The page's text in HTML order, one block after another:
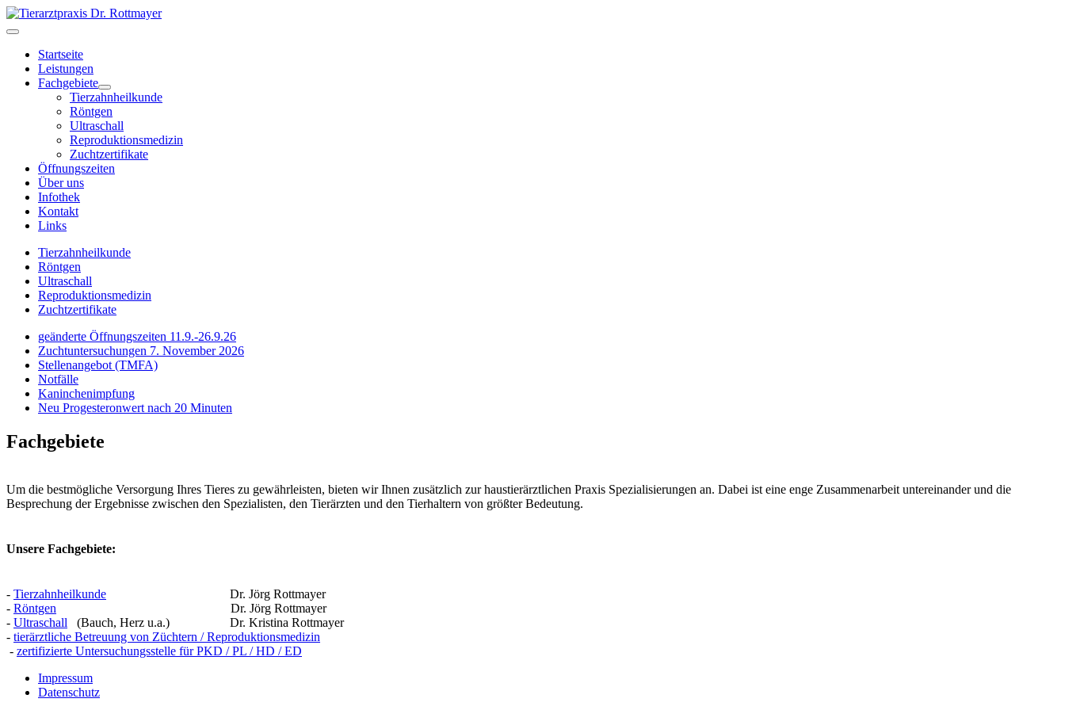
Startseite
Leistungen
Fachgebiete
Tierzahnheilkunde
Röntgen
Ultraschall
Reproduktionsmedizin
Zuchtzertifikate
Öffnungszeiten
Über uns
Infothek
Kontakt
Links
Tierzahnheilkunde
Röntgen
Ultraschall
Reproduktionsmedizin
Zuchtzertifikate
geänderte Öffnungszeiten 11.9.-26.9.26
Zuchtuntersuchungen 7. November 2026
Stellenangebot (TMFA)
Notfälle
Kaninchenimpfung
Neu Progesteronwert nach 20 Minuten
Fachgebiete
Um die bestmögliche Versorgung Ihres Tieres zu gewährleisten, bieten wir Ihnen zusätzlich zur haustierärztlichen Praxis Spezialisierungen an. Dabei ist eine enge Zusammenarbeit untereinander und die
Besprechung der Ergebnisse zwischen den Spezialisten, den Tierärzten und den Tierhaltern von größter Bedeutung.
Unsere Fachgebiete:
- Tierzahnheilkunde Dr. Jörg Rottmayer
- Röntgen Dr. Jörg Rottmayer
- Ultraschall (Bauch, Herz u.a.) Dr. Kristina Rottmayer
- tierärztliche Betreuung von Züchtern / Reproduktionsmedizin
- zertifizierte Untersuchungsstelle für PKD / PL / HD / ED
Impressum
Datenschutz